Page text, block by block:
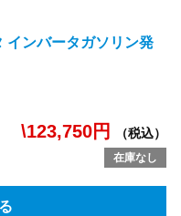
インバータガソリン発
\123,750円 （税込）
在庫なし